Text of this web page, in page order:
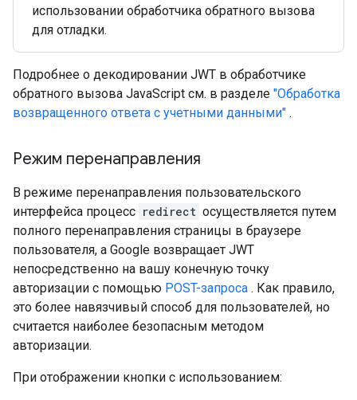
использовании обработчика обратного вызова
для отладки.
Подробнее о декодировании JWT в обработчике
обратного вызова JavaScript см. в разделе "Обработка
возвращенного ответа с учетными данными" .
Режим перенаправления
В режиме перенаправления пользовательского
интерфейса процесс redirect осуществляется путем
полного перенаправления страницы в браузере
пользователя, а Google возвращает JWT
непосредственно на вашу конечную точку
авторизации с помощью POST-запроса . Как правило,
это более навязчивый способ для пользователей, но
считается наиболее безопасным методом
авторизации.
При отображении кнопки с использованием: